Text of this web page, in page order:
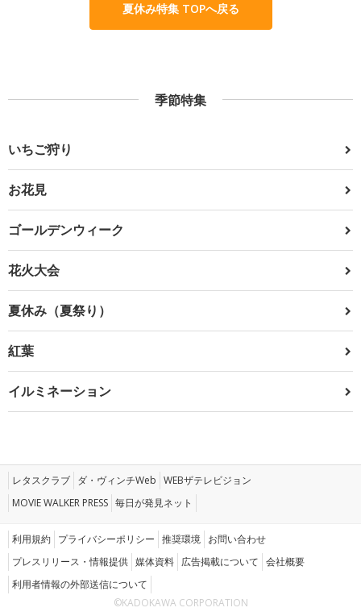
夏休み特集 TOPへ戻る
季節特集
いちご狩り
お花見
ゴールデンウィーク
花火大会
夏休み（夏祭り）
紅葉
イルミネーション
レタスクラブ ダ・ヴィンチWeb WEBザテレビジョン
MOVIE WALKER PRESS 毎日が発見ネット
利用規約 プライバシーポリシー 推奨環境 お問い合わせ
プレスリリース・情報提供 媒体資料 広告掲載について 会社概要
利用者情報の外部送信について
©KADOKAWA CORPORATION